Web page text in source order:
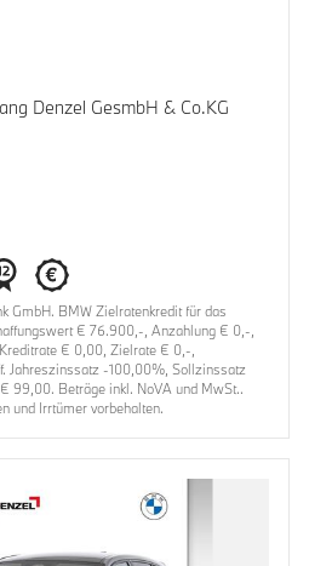
Denzel GesmbH & Co.KG
GmbH. BMW Zielratenkredit für das
€ 76.900,-, Anzahlung € 0,-,
€ 0,00, Zielrate € 0,-,
Jahreszinssatz -100,00%, Sollzinssatz
99,00. Beträge inkl. NoVA und MwSt..
und Irrtümer vorbehalten.